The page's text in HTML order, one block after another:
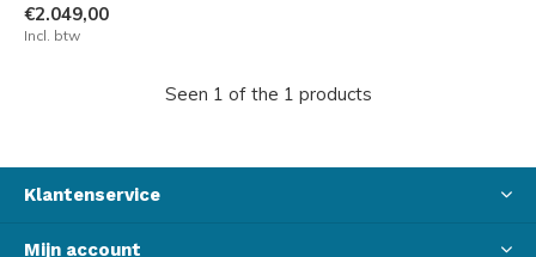
€2.049,00
Incl. btw
Seen 1 of the 1 products
Klantenservice
Mijn account